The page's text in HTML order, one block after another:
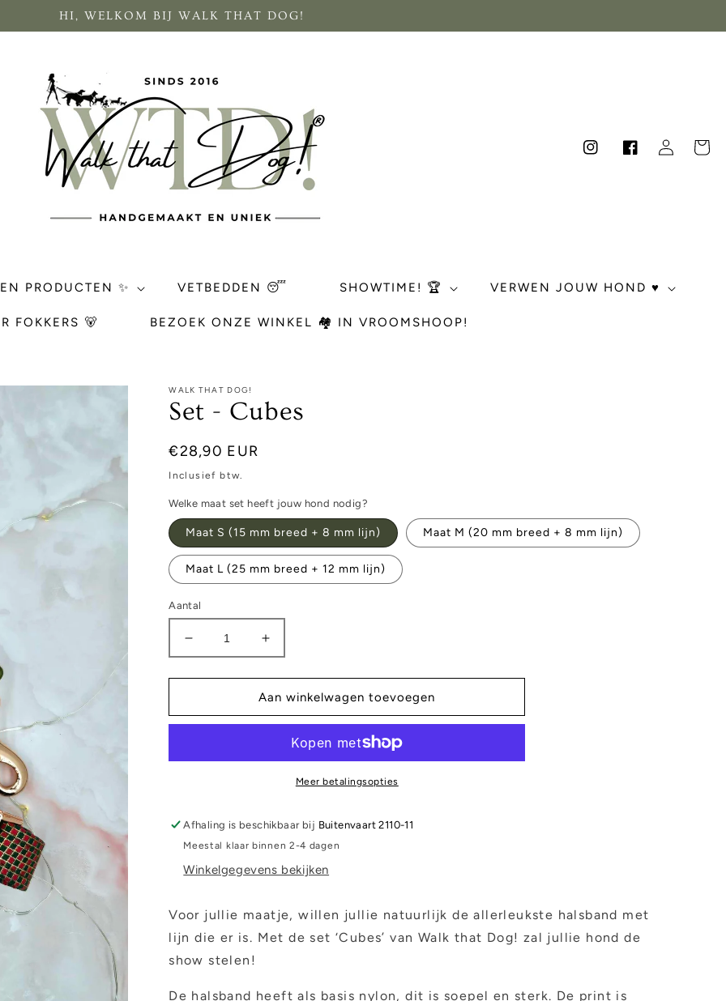
HI, WELKOM BIJ WALK THAT DOG!
PRODUCTEN ✨ VETBEDDEN 😴 SHOWTIME! 🏆 VERWEN JOUW HOND ♥️
FOKKERS 🐻 BEZOEK ONZE WINKEL 🏘 IN VROOMSHOOP!
InstagramFacebook
Inloggen
WALK THAT DOG!
Set - Cubes
Normale
prijs
€28,90 EUR
Inclusief btw.
Welke maat set heeft jouw hond nodig?
Maat S (15 mm breed + 8 mm lijn) Maat M (20 mm breed + 8 mm lijn)
Maat L (25 mm breed + 12 mm lijn)
Aantal
Aantal
verlagen
voor
-
Aantal
verhogen
voor
Set
-
Aan winkelwagen toevoegen
Meer betalingsopties
Afhaling is beschikbaar bij Buitenvaart 2110-11
Meestal klaar binnen 2-4 dagen
Winkelgegevens bekijken
Voor jullie maatje, willen jullie natuurlijk de allerleukste halsband met
lijn die er is. Met de set ‘Cubes’ van Walk that Dog! zal jullie hond de
show stelen!
De halsband heeft als basis nylon, dit is soepel en sterk. De print is